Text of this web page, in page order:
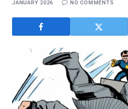
JANUARY 2026 NO COMMENTS